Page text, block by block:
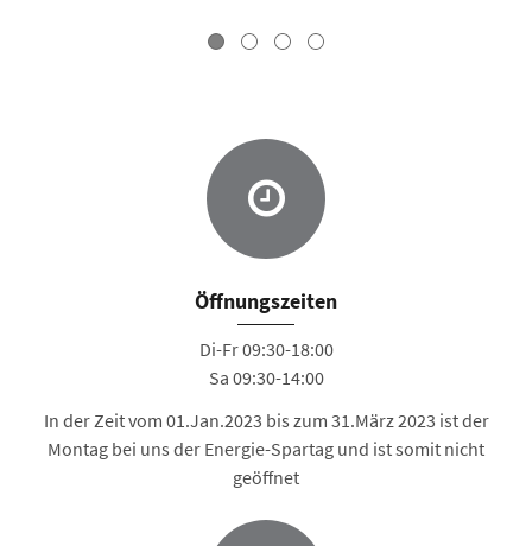
Öffnungszeiten
Di-Fr 09:30-18:00
Sa 09:30-14:00
In der Zeit vom 01.Jan.2023 bis zum 31.März 2023 ist der
Montag bei uns der Energie-Spartag und ist somit nicht
geöffnet